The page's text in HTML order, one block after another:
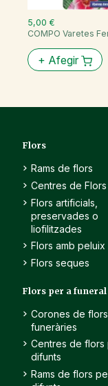
5,00 €
COMPO Varetes
+ Afegir
Flors
Rams de flors
Centres de Flors
Flors artificials,
preservades o
liofilitzades
Flors amb peluix
Flors seques
Flors per a funeral
Corones de flors
funeràries
Centres de flors
difunts
Rams de flors